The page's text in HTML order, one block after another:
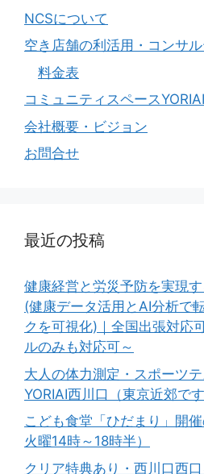
NCSについて
空き店舗の利活用・コンサ
料金表
コミュニティスペース
会社概要・ビジョン
お問合せ
最近の投稿
健康経営と労災予防を実現
(健康データ活用とAI分析で
クを可視化)｜全国出張対応
ルのみも対応可～
大人の体力測定・スポーツ
YORIAI西川口（東京近郊です
こども食堂「ひだまり」開
火曜14時～18時半）
クリア特典あり・西川口西